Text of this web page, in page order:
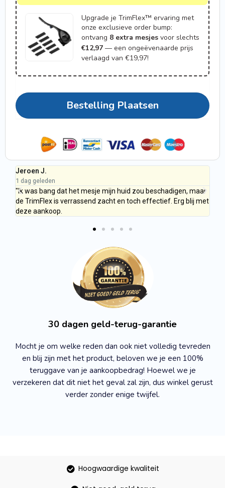
Upgrade je TrimFlex™ ervaring met
onze exclusieve order bump:
ontvang 8 extra mesjes voor slechts
€12,97 — een ongeëvenaarde prijs
verlaagd van €19,97!
Bestelling Plaatsen
Jeroen J.
1 dag geleden
"Ik was bang dat het mesje mijn huid zou beschadigen, maar
de TrimFlex is verrassend zacht en toch effectief. Erg blij met
deze aankoop.
30 dagen geld-terug-garantie
Mocht je om welke reden dan ook niet volledig tevreden
en blij zijn met het product, beloven we je een 100%
teruggave van je aankoopbedrag! Hoewel we je
verzekeren dat dit niet het geval zal zijn, dus winkel gerust
verder zonder enige twijfel.
Hoogwaardige kwaliteit